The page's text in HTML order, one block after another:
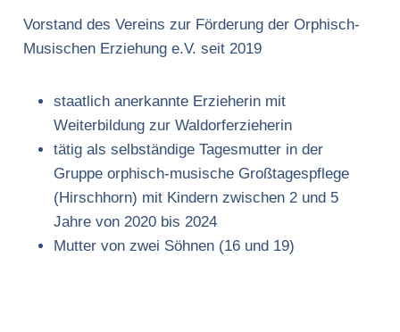
Vorstand des Vereins zur Förderung der Orphisch-
Musischen Erziehung e.V. seit 2019
staatlich anerkannte Erzieherin mit
Weiterbildung zur Waldorferzieherin
tätig als selbständige Tagesmutter in der
Gruppe orphisch-musische Großtagespflege
(Hirschhorn) mit Kindern zwischen 2 und 5
Jahre von 2020 bis 2024
Mutter von zwei Söhnen (16 und 19)